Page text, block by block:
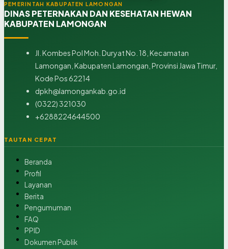
PEMERINTAH KABUPATEN LAMONGAN
DINAS PETERNAKAN DAN KESEHATAN HEWAN
KABUPATEN LAMONGAN
Jl. Kombes Pol Moh. Duryat No. 18, Kecamatan
Lamongan, Kabupaten Lamongan, Provinsi Jawa Timur,
Kode Pos 62214
dpkh@lamongankab.go.id
(0322) 321030
+6288224644500
TAUTAN CEPAT
Beranda
Profil
Layanan
Berita
Pengumuman
FAQ
PPID
Dokumen Publik